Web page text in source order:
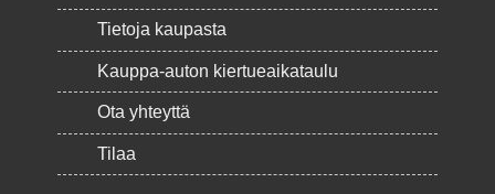
Tietoja kaupasta
Kauppa-auton kiertueaikataulu
Ota yhteyttä
Tilaa